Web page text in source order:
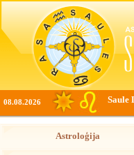
08.08.2026 Saule
Astroloģija